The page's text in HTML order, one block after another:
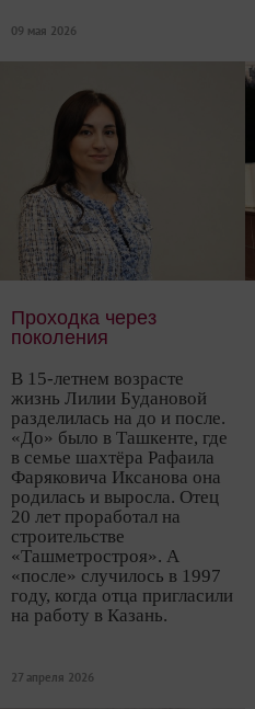
09 мая 2026
Проходка через
поколения
В 15-летнем возрасте
жизнь Лилии Будановой
разделилась на до и после.
«До» было в Ташкенте, где
в семье шахтёра Рафаила
Фаряковича Иксанова она
родилась и выросла. Отец
20 лет проработал на
строительстве
«Ташметростроя». А
«после» случилось в 1997
году, когда отца пригласили
на работу в Казань.
27 апреля 2026